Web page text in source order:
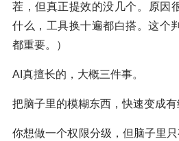
茬，但真正提效的没几个。原因
什么，工具换十遍都白搭。这个
都重要。）
AI真擅长的，大概三件事。
把脑子里的模糊东西，快速变成有
你想做一个权限分级，但脑子里